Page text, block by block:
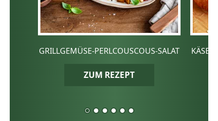
GRILLGEMÜSE-PERLCOUSCOUS-SALAT
ZUM REZEPT
KÄSE-